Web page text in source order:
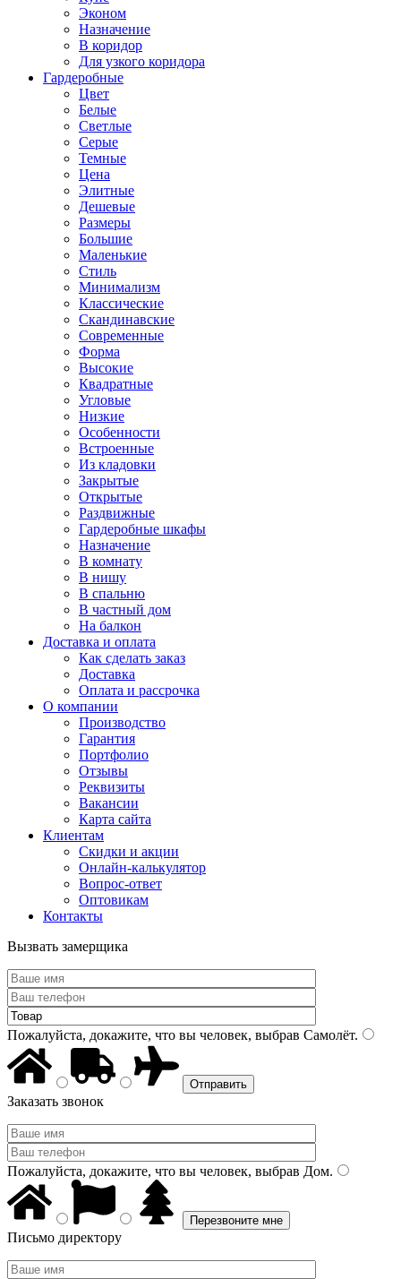
Эконом
Назначение
В коридор
Для узкого коридора
Гардеробные
Цвет
Белые
Светлые
Серые
Темные
Цена
Элитные
Дешевые
Размеры
Большие
Маленькие
Стиль
Минимализм
Классические
Скандинавские
Современные
Форма
Высокие
Квадратные
Угловые
Низкие
Особенности
Встроенные
Из кладовки
Закрытые
Открытые
Раздвижные
Гардеробные шкафы
Назначение
В комнату
В нишу
В спальню
В частный дом
На балкон
Доставка и оплата
Как сделать заказ
Доставка
Оплата и рассрочка
О компании
Производство
Гарантия
Портфолио
Отзывы
Реквизиты
Вакансии
Карта сайта
Клиентам
Скидки и акции
Онлайн-калькулятор
Вопрос-ответ
Оптовикам
Контакты
Вызвать замерщика
Пожалуйста, докажите, что вы человек, выбрав Самолёт.
Заказать звонок
Пожалуйста, докажите, что вы человек, выбрав Дом.
Письмо директору